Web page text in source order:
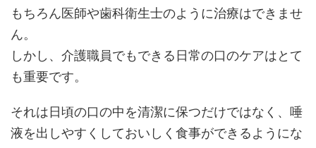
もちろん医師や歯科衛生士のように治療はできませ
ん。
しかし、介護職員でもできる日常の口のケアはとて
も重要です。
それは日頃の口の中を清潔に保つだけではなく、唾
液を出しやすくしておいしく食事ができるようにな